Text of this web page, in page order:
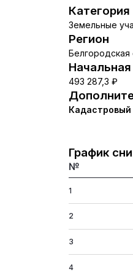
Категория
Земельные
Регион
Белгородская
493 287,3 ₽
График
№
1
2
3
4